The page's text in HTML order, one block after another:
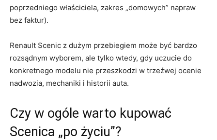
poprzedniego właściciela, zakres „domowych” napraw
bez faktur).
Renault Scenic z dużym przebiegiem może być bardzo
rozsądnym wyborem, ale tylko wtedy, gdy uczucie do
konkretnego modelu nie przeszkodzi w trzeźwej ocenie
nadwozia, mechaniki i historii auta.
Czy w ogóle warto kupować
Scenica „po życiu”?